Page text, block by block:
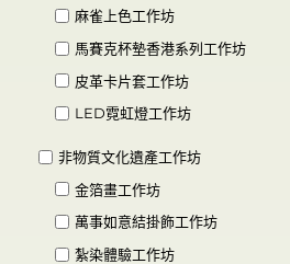
麻雀上色工作坊
馬賽克杯墊香港系列工作坊
皮革卡片套工作坊
LED霓虹燈工作坊
非物質文化遺產工作坊
金箔畫工作坊
萬事如意結掛飾工作坊
紮染體驗工作坊